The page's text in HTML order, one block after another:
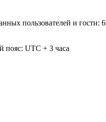
пользователей и гости: 6
пояс: UTC + 3 часа